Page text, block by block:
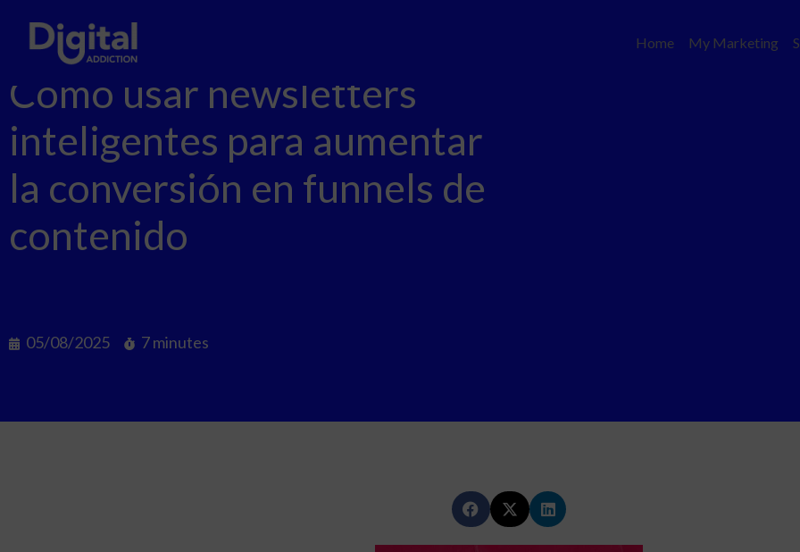
Home My Marketing
Cómo usar newsletters
inteligentes para aumentar
la conversión en funnels de
contenido
05/08/2025 7 minutes